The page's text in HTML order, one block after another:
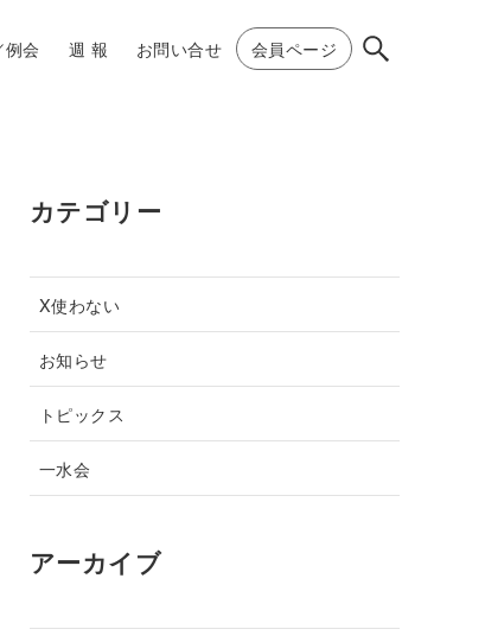
例会 週 報 お問い合せ 会員ページ
カテゴリー
X使わない
お知らせ
トピックス
一水会
アーカイブ